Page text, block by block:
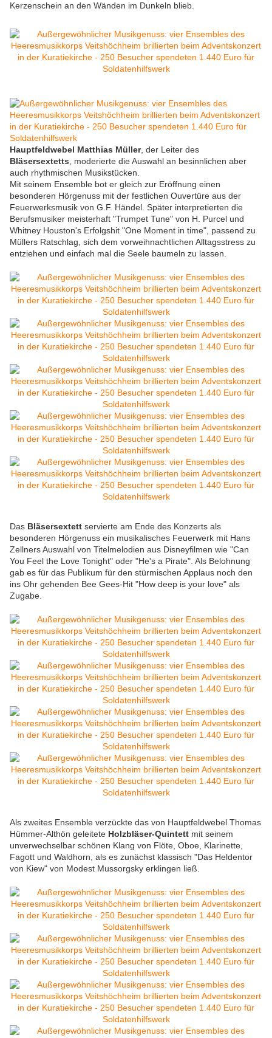
Kerzenschein an den Wänden im Dunkeln blieb.
Hauptfeldwebel Matthias Müller, der Leiter des
Bläsersextetts , moderierte die Auswahl an besinnlichen aber
auch rhythmischen Musikstücken.
Mit seinem Ensemble bot er gleich zur Eröffnung einen
besonderen Hörgenuss mit der festlichen Ouvertüre aus der
Feuerwerksmusik von G.F. Händel. Später interpretierten die
Berufsmusiker meisterhaft "Trumpet Tune" von H. Purcel und
Whitney Houston's Erfolgshit "One Moment in time", passend zu
Müllers Ratschlag, sich dem vorweihnachtlichen Alltagsstress zu
entziehen und einfach mal die Seele baumeln zu lassen.
Das Bläsersextett servierte am Ende des Konzerts als
besonderen Hörgenuss ein musikalisches Feuerwerk mit Hans
Zellners Auswahl von Titelmelodien aus Disneyfilmen wie "Can
You Feel the Love Tonight" oder "He's a Pirate". Als Belohnung
gab es für das Publikum für den stürmischen Applaus noch den
ins Ohr gehenden Bee Gees-Hit "How deep is your love" als
Zugabe.
Als zweites Ensemble verzückte das von Hauptfeldwebel Thomas
Hümmer-Althön geleitete Holzbläser-Quintett mit seinem
unverwechselbar schönen Klang von Flöte, Oboe, Klarinette,
Fagott und Waldhorn, als es zunächst klassisch "Das Heldentor
von Kiew" von Modest Mussorgsky erklingen ließ.